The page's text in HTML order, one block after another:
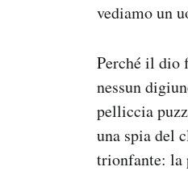
vediamo un
Perché il dio
nessun
pelliccia
una spia del
trionfante: la